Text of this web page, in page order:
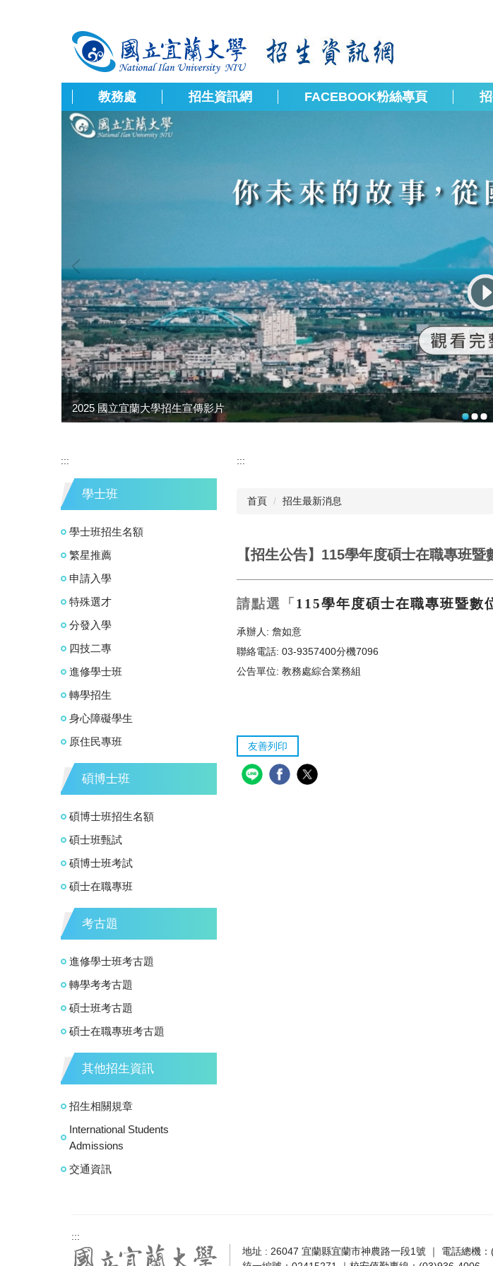
教務處 招生資訊網 FACEBOOK粉絲專頁
2025 國立宜蘭大學招生宣傳影片
:::
學士班
學士班招生名額
繁星推薦
申請入學
特殊選才
分發入學
四技二專
進修學士班
轉學招生
身心障礙學生
原住民專班
碩博士班
碩博士班招生名額
碩士班甄試
碩博士班考試
碩士在職專班
考古題
進修學士班考古題
轉學考考古題
碩士班考古題
碩士在職專班考古題
其他招生資訊
招生相關規章
International Students
Admissions
交通資訊
:::
首頁 招生最新消息
【招生公告】115學年度碩士在職專班
請點選「115學年度碩士在職專班暨數
承辦人: 詹如意
聯絡電話: 03-9357400分機7096
公告單位: 教務處綜合業務組
友善列印
:::
地址 : 26047 宜蘭縣宜蘭市神農路一段1號 ｜ 電話總機